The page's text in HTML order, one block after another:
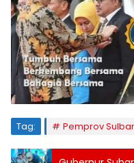
Tag: Pemprov Sulbar